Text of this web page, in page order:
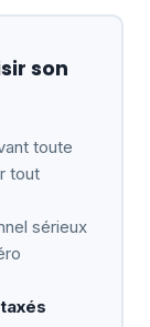
son
toute
tout
sérieux